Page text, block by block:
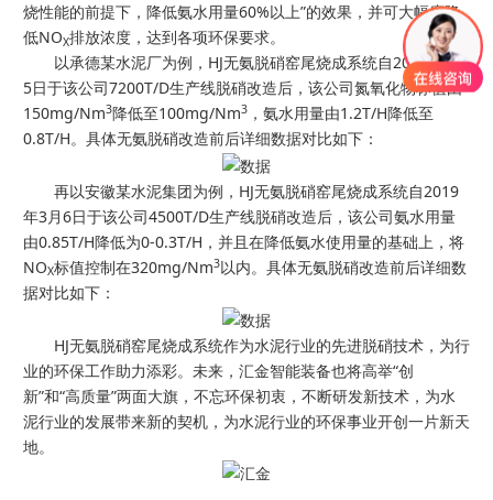
烧性能的前提下，降低氨水用量60%以上”的效果，并可大幅度降
低NOX排放浓度，达到各项环保要求。
以承德某水泥厂为例，HJ无氨脱硝窑尾烧成系统自2019年3月
5日于该公司7200T/D生产线脱硝改造后，该公司氮氧化物标值由
150mg/Nm3降低至100mg/Nm3，氨水用量由1.2T/H降低至
0.8T/H。具体无氨脱硝改造前后详细数据对比如下：
再以安徽某水泥集团为例，HJ无氨脱硝窑尾烧成系统自2019
年3月6日于该公司4500T/D生产线脱硝改造后，该公司氨水用量
由0.85T/H降低为0-0.3T/H，并且在降低氨水使用量的基础上，将
NOX标值控制在320mg/Nm3以内。具体无氨脱硝改造前后详细数
据对比如下：
HJ无氨脱硝窑尾烧成系统作为水泥行业的先进脱硝技术，为行
业的环保工作助力添彩。未来，汇金智能装备也将高举“创
新”和“高质量”两面大旗，不忘环保初衷，不断研发新技术，为水
泥行业的发展带来新的契机，为水泥行业的环保事业开创一片新天
地。